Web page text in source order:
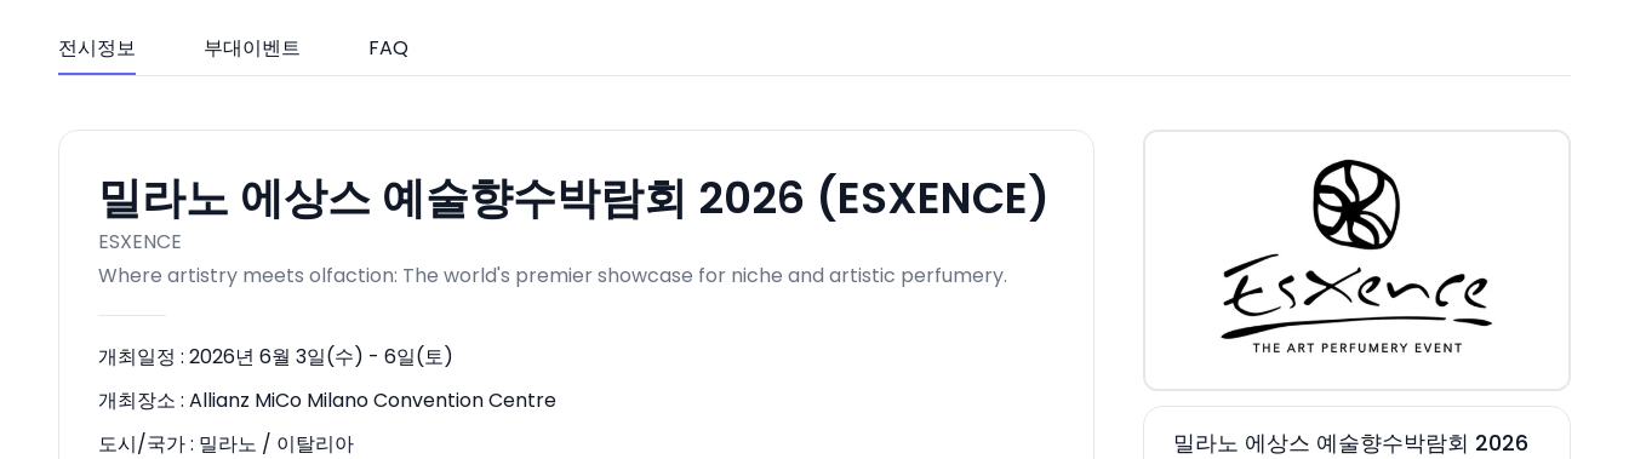
전시정보 부대이벤트 FAQ
밀라노 에상스 예술향수박람회 2026 (ESXENCE)
ESXENCE
Where artistry meets olfaction: The world's premier showcase for niche and artistic perfumery.
개최일정 : 2026년 6월 3일(수) - 6일(토)
개최장소 : Allianz MiCo Milano Convention Centre
도시/국가 : 밀라노 / 이탈리아
밀라노 에상스 예술향수박람회 2026